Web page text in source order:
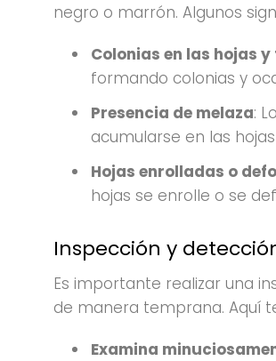
negro o marrón. Algunos
Colonias en las hojas
formando colonias y
Presencia de melaza:
acumularse en las
Hojas enrolladas o
hojas se enrolle o se
Inspección y
Es importante realizar una
de manera temprana. Aquí
Examina